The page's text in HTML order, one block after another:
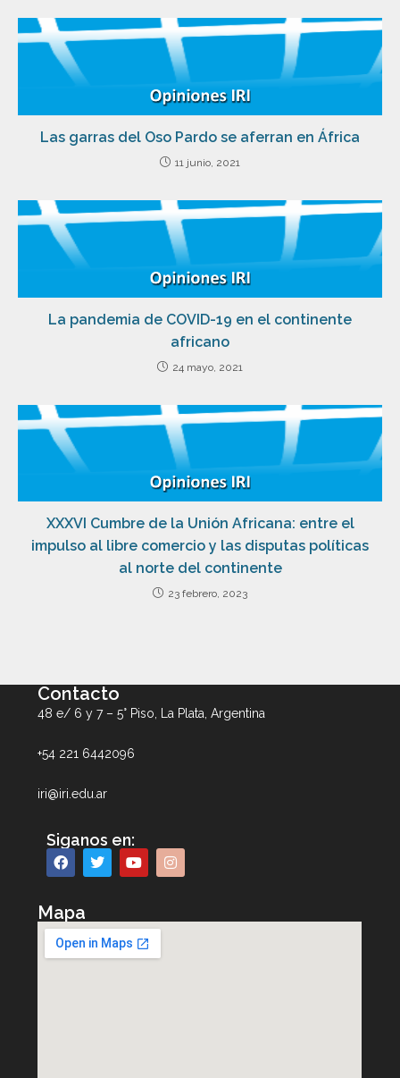
Las garras del Oso Pardo se aferran en África
11 junio, 2021
La pandemia de COVID-19 en el continente
africano
24 mayo, 2021
XXXVI Cumbre de la Unión Africana: entre el
impulso al libre comercio y las disputas políticas
al norte del continente
23 febrero, 2023
Contacto
48 e/ 6 y 7 – 5° Piso, La Plata, Argentina
+54 221 6442096
iri@iri.edu.ar
Siganos en:
Mapa